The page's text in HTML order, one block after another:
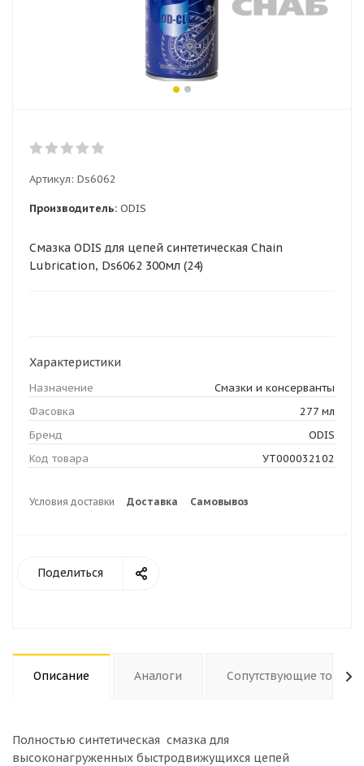
Артикул: Ds6062
Производитель: ODIS
Смазка ODIS для цепей синтетическая Chain
Lubrication, Ds6062 300мл (24)
Характеристики
Назначение
Смазки и консерванты
Фасовка
277 мл
Бренд
ODIS
Код товара
УТ000032102
Условия доставки Доставка Самовывоз
Поделиться
Описание Аналоги Сопутствующие товары
Полностью синтетическая смазка для
высоконагруженных быстродвижущихся цепей